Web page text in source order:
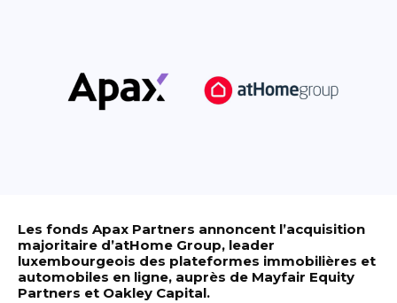
Les fonds Apax Partners annoncent l’acquisition
majoritaire d’atHome Group, leader
luxembourgeois des plateformes immobilières et
automobiles en ligne, auprès de Mayfair Equity
Partners et Oakley Capital.